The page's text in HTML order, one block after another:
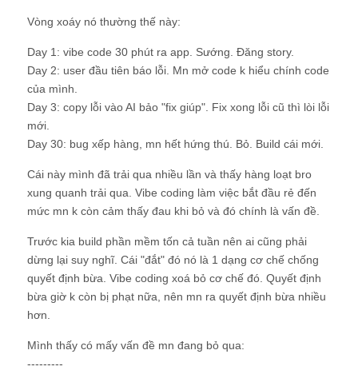
Vòng xoáy nó thường thế này:
Day 1: vibe code 30 phút ra app. Sướng. Đăng story.
Day 2: user đầu tiên báo lỗi. Mn mở code k hiểu chính code
của mình.
Day 3: copy lỗi vào AI bảo "fix giúp". Fix xong lỗi cũ thì lòi lỗi
mới.
Day 30: bug xếp hàng, mn hết hứng thú. Bỏ. Build cái mới.
Cái này mình đã trải qua nhiều lần và thấy hàng loạt bro
xung quanh trải qua. Vibe coding làm việc bắt đầu rẻ đến
mức mn k còn cảm thấy đau khi bỏ và đó chính là vấn đề.
Trước kia build phần mềm tốn cả tuần nên ai cũng phải
dừng lại suy nghĩ. Cái "đắt" đó nó là 1 dạng cơ chế chống
quyết định bừa. Vibe coding xoá bỏ cơ chế đó. Quyết định
bừa giờ k còn bị phạt nữa, nên mn ra quyết định bừa nhiều
hơn.
Mình thấy có mấy vấn đề mn đang bỏ qua:
---------